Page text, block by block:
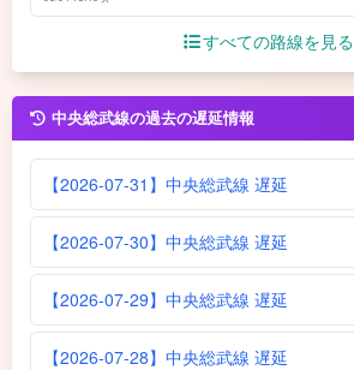
すべての路線を見る
中央総武線の過去の遅延情報
【2026-07-31】中央総武線 遅延
【2026-07-30】中央総武線 遅延
【2026-07-29】中央総武線 遅延
【2026-07-28】中央総武線 遅延